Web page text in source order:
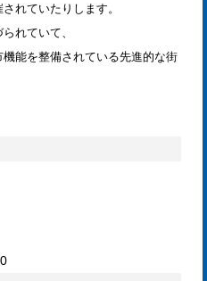
れていたりします。
れていて、
能を整備されている先進的な街